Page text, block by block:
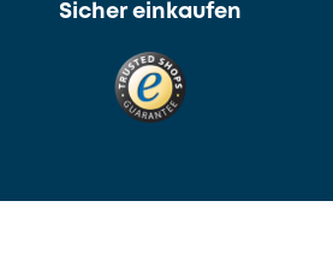
Sicher einkaufen